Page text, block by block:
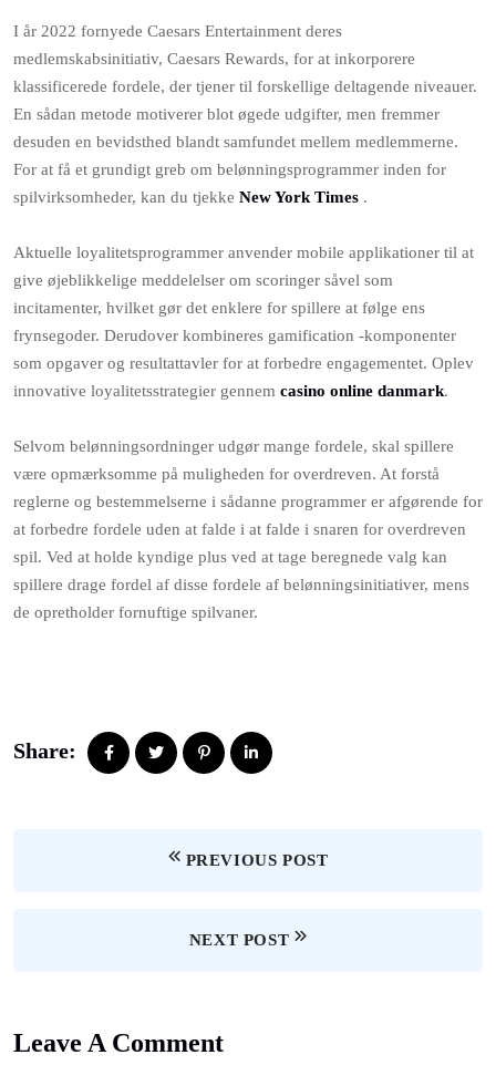
I år 2022 fornyede Caesars Entertainment deres
medlemskabsinitiativ, Caesars Rewards, for at inkorporere
klassificerede fordele, der tjener til forskellige deltagende niveauer.
En sådan metode motiverer blot øgede udgifter, men fremmer
desuden en bevidsthed blandt samfundet mellem medlemmerne.
For at få et grundigt greb om belønningsprogrammer inden for
spilvirksomheder, kan du tjekke New York Times .
Aktuelle loyalitetsprogrammer anvender mobile applikationer til at
give øjeblikkelige meddelelser om scoringer såvel som
incitamenter, hvilket gør det enklere for spillere at følge ens
frynsegoder. Derudover kombineres gamification -komponenter
som opgaver og resultattavler for at forbedre engagementet. Oplev
innovative loyalitetsstrategier gennem casino online danmark.
Selvom belønningsordninger udgør mange fordele, skal spillere
være opmærksomme på muligheden for overdreven. At forstå
reglerne og bestemmelserne i sådanne programmer er afgørende for
at forbedre fordele uden at falde i at falde i snaren for overdreven
spil. Ved at holde kyndige plus ved at tage beregnede valg kan
spillere drage fordel af disse fordele af belønningsinitiativer, mens
de opretholder fornuftige spilvaner.
Share:
PREVIOUS POST
NEXT POST
Leave A Comment